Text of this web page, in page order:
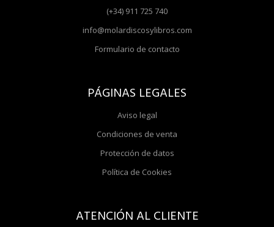
(+34) 911 725 740
info@molardiscosylibros.com
Formulario de contacto
PÁGINAS LEGALES
Aviso legal
Condiciones de venta
Protección de datos
Política de Cookies
ATENCIÓN AL CLIENTE